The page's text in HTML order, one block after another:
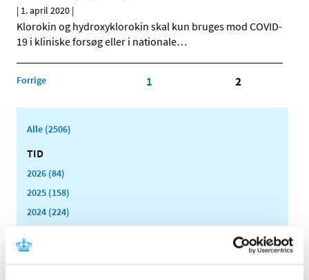
| 1. april 2020 |
Klorokin og hydroxyklorokin skal kun bruges mod COVID-
19 i kliniske forsøg eller i nationale…
Forrige 1 2
Alle (2506)
TID
2026 (84)
2025 (158)
2024 (224)
2022 (197)